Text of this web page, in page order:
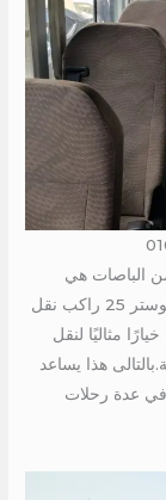
من الباصات هي
السعة01004230753 . ولذلك يمكن لباص تويوتا كوستر 25 راكب نقل
خيارًا مثاليًا لنقل
هذا يساعد
في عدة رحلات